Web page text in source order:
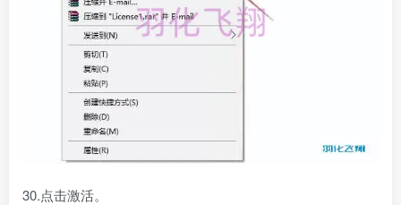
30.点击激活。